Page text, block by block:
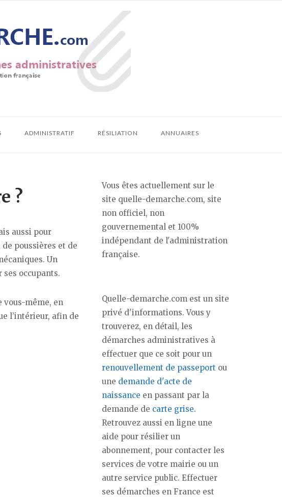
ADMINISTRATIF RÉSILIATION ANNUAIRES
?
aussi pour
poussières et de
Un
occupants.
même, en
l’intérieur, afin de
Vous êtes actuellement sur le
site quelle-demarche.com, site
non officiel, non
gouvernemental et 100%
indépendant de l'administration
française.
Quelle-demarche.com est un site
privé d'informations. Vous y
trouverez, en détail, les
démarches administratives à
effectuer que ce soit pour un
renouvellement de passeport ou
une demande d'acte de
naissance en passant par la
demande de carte grise.
Retrouvez aussi en ligne une
aide pour résilier un
abonnement, pour contacter les
services de votre mairie ou un
autre service public. Effectuer
ses démarches en France est